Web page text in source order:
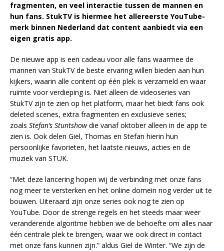
fragmenten, en veel interactie tussen de mannen en
hun fans. StukTV is hiermee het allereerste YouTube-
merk binnen Nederland dat content aanbiedt via een
eigen gratis app.
De nieuwe app is een cadeau voor alle fans waarmee de
mannen van StukTV de beste ervaring willen bieden aan hun
kijkers, waarin alle content op één plek is verzameld en waar
ruimte voor verdieping is. Niet alleen de videoseries van
StukTV zijn te zien op het platform, maar het biedt fans ook
deleted scenes, extra fragmenten en exclusieve series;
zoals Stefan’s Stuntshowdie vanaf oktober alleen in de app te
zien is. Ook delen Giel, Thomas en Stefan hierin hun
persoonlijke favorieten, het laatste nieuws, acties en de
muziek van STUK.
“Met deze lancering hopen wij de verbinding met onze fans
nog meer te versterken en het online domein nog verder uit te
bouwen. Uiteraard zijn onze series ook nog te zien op
YouTube. Door de strenge regels en het steeds maar weer
veranderende algoritme hebben we de behoefte om alles naar
één centrale plek te brengen, waar we ook direct in contact
met onze fans kunnen zijn.” aldus Giel de Winter. “We zijn de